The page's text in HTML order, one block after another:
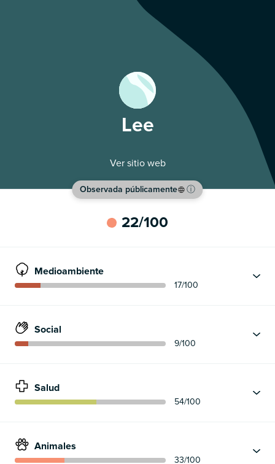
Lee
Ver sitio web
Observada públicamente ⓘ
22/100
Medioambiente
17/100
Social
9/100
Salud
54/100
Animales
33/100